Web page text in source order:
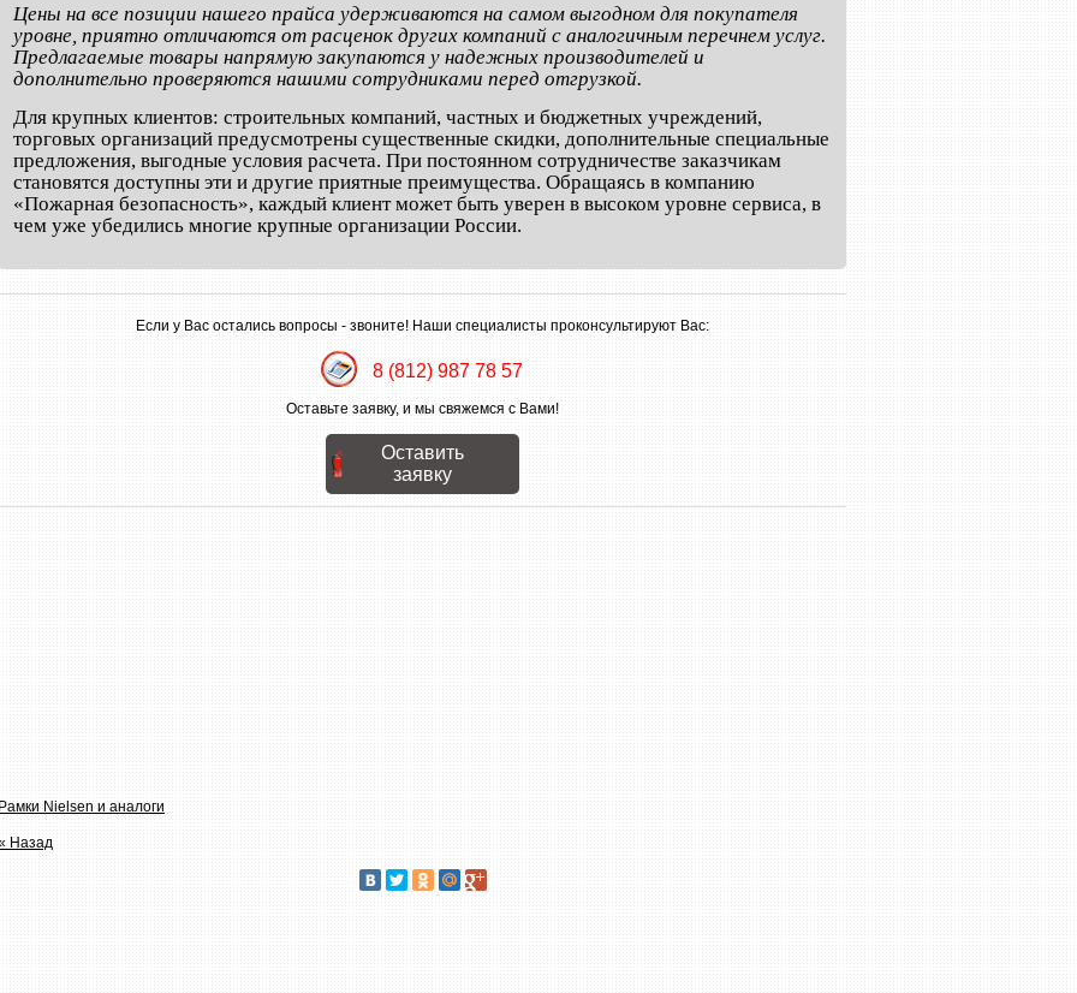
Цены на все позиции нашего прайса удерживаются на самом выгодном для покупателя
уровне, приятно отличаются от расценок других компаний с аналогичным перечнем услуг.
Предлагаемые товары напрямую закупаются у надежных производителей и
дополнительно проверяются нашими сотрудниками перед отгрузкой.
Для крупных клиентов: строительных компаний, частных и бюджетных учреждений,
торговых организаций предусмотрены существенные скидки, дополнительные специальные
предложения, выгодные условия расчета. При постоянном сотрудничестве заказчикам
становятся доступны эти и другие приятные преимущества. Обращаясь в компанию
«Пожарная безопасность», каждый клиент может быть уверен в высоком уровне сервиса, в
чем уже убедились многие крупные организации России.
Если у Вас остались вопросы - звоните! Наши специалисты проконсультируют Вас:
8 (812) 987 78 57
Оставьте заявку, и мы свяжемся с Вами!
Оставить
заявку
Рамки Nielsen и аналоги
Назад